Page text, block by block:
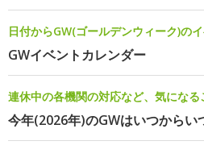
日付からGW(ゴールデンウィーク)の
GWイベントカレンダー
連休中の各機関の対応など、気になる
今年(2026年)のGWはいつからい